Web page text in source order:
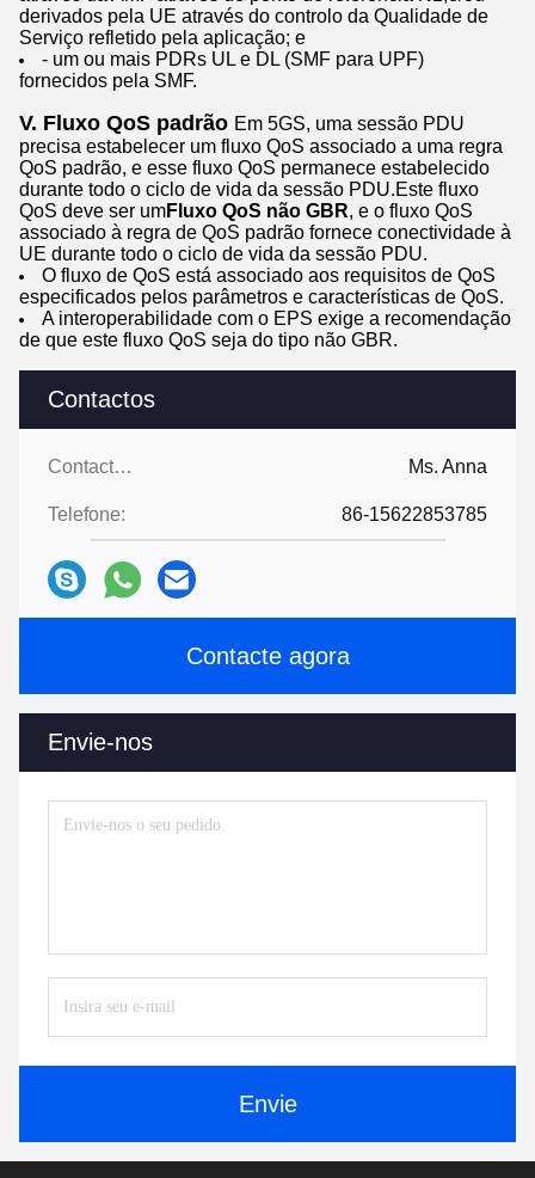
Contactos
Contactos: Ms. Anna
Telefone: 86-15622853785
Contacte agora
Envie-nos
Envie
derivados pela UE através do controlo da Qualidade de
Serviço refletido pela aplicação; e
- um ou mais PDRs UL e DL (SMF para UPF)
fornecidos pela SMF.
V. Fluxo QoS padrão Em 5GS, uma sessão PDU
precisa estabelecer um fluxo QoS associado a uma regra
QoS padrão, e esse fluxo QoS permanece estabelecido
durante todo o ciclo de vida da sessão PDU.Este fluxo
QoS deve ser umFluxo QoS não GBR, e o fluxo QoS
associado à regra de QoS padrão fornece conectividade à
UE durante todo o ciclo de vida da sessão PDU.
O fluxo de QoS está associado aos requisitos de QoS
especificados pelos parâmetros e características de QoS.
A interoperabilidade com o EPS exige a recomendação
de que este fluxo QoS seja do tipo não GBR.